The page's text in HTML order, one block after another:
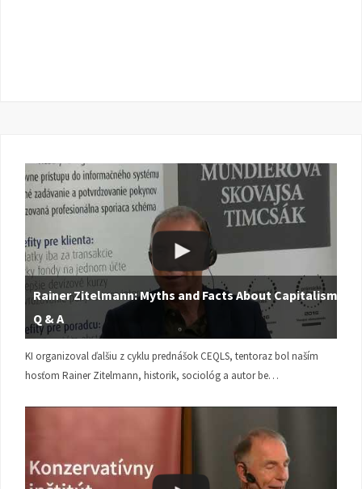
Rainer Zitelmann: Myths and Facts About Capitalism |
Q & A
KI organizoval ďalšiu z cyklu prednášok CEQLS, tentoraz bol naším
hosťom Rainer Zitelmann, historik, sociológ a autor be…